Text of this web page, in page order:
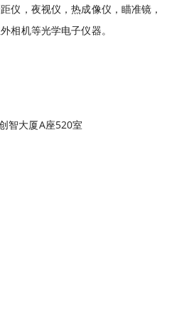
仪，夜视仪，热成像仪，瞄准镜，
相机等光学电子仪器。
智大厦A座520室